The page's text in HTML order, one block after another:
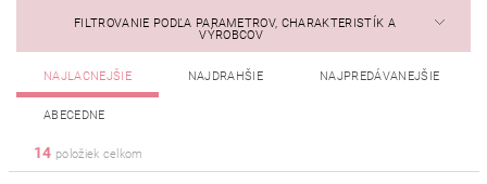
FILTROVANIE PODĽA PARAMETROV, CHARAKTERISTÍK A
VÝROBCOV
NAJLACNEJŠIE NAJDRAHŠIE NAJPREDÁVANEJŠIE
ABECEDNE
14 položiek celkom